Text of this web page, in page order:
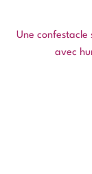
Une
avec